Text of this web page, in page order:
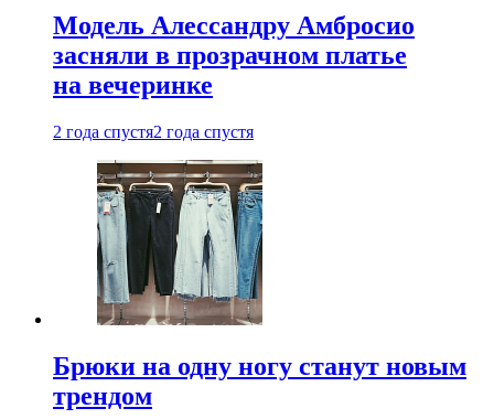
Модель Алессандру Амбросио
засняли в прозрачном платье
на вечеринке
2 года спустя2 года спустя
Брюки на одну ногу станут новым
трендом